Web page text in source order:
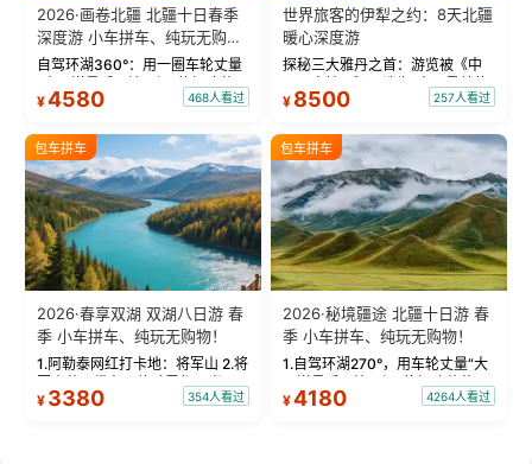
2026·画卷北疆 北疆十日春季
深度游 小车拼车、纯玩无购
物！
自驾环湖360°：用一圈车轮丈量
“大西洋最后一滴眼泪”的极致蔚
蓝。 赛湖旅拍：甄选多款风格服
绝美瞬间。 赛湖坦克300跟车视
频：专业摄影师...
¥4580 468人看过
世界旅客的伊犁之约：8天北疆
暖心深度游
探秘三大雅丹之首：游览被《中
国国家地理》评选为“中国最美的
三大雅丹”第一名的克拉玛依魔鬼
瓦人最大村落——禾木村，欣赏
晨雾与小木...
¥ 8500 257人看过
包车拼车
2026·春享双湖 双湖八日游 春
季 小车拼车、纯玩无购物！
1.阿勒泰网红打卡地：将军山 2.将
军山落日缆车，体验雪都风光 3.
将军山，夕阳派对，蹦迪party 4.
¥ 3380 354人看过
包车拼车
2026·秘境疆途 北疆十日游 春
季 小车拼车、纯玩无购物！
1.自驾环湖270°，用车轮丈量“大
西洋最后一滴眼泪”的极致蔚蓝，
让雪山、花海与深邃湖水在转弯
¥4180 4264人看过